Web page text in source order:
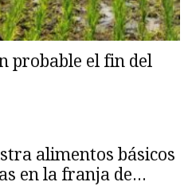
probable el fin del
alimentos básicos
en la franja de...